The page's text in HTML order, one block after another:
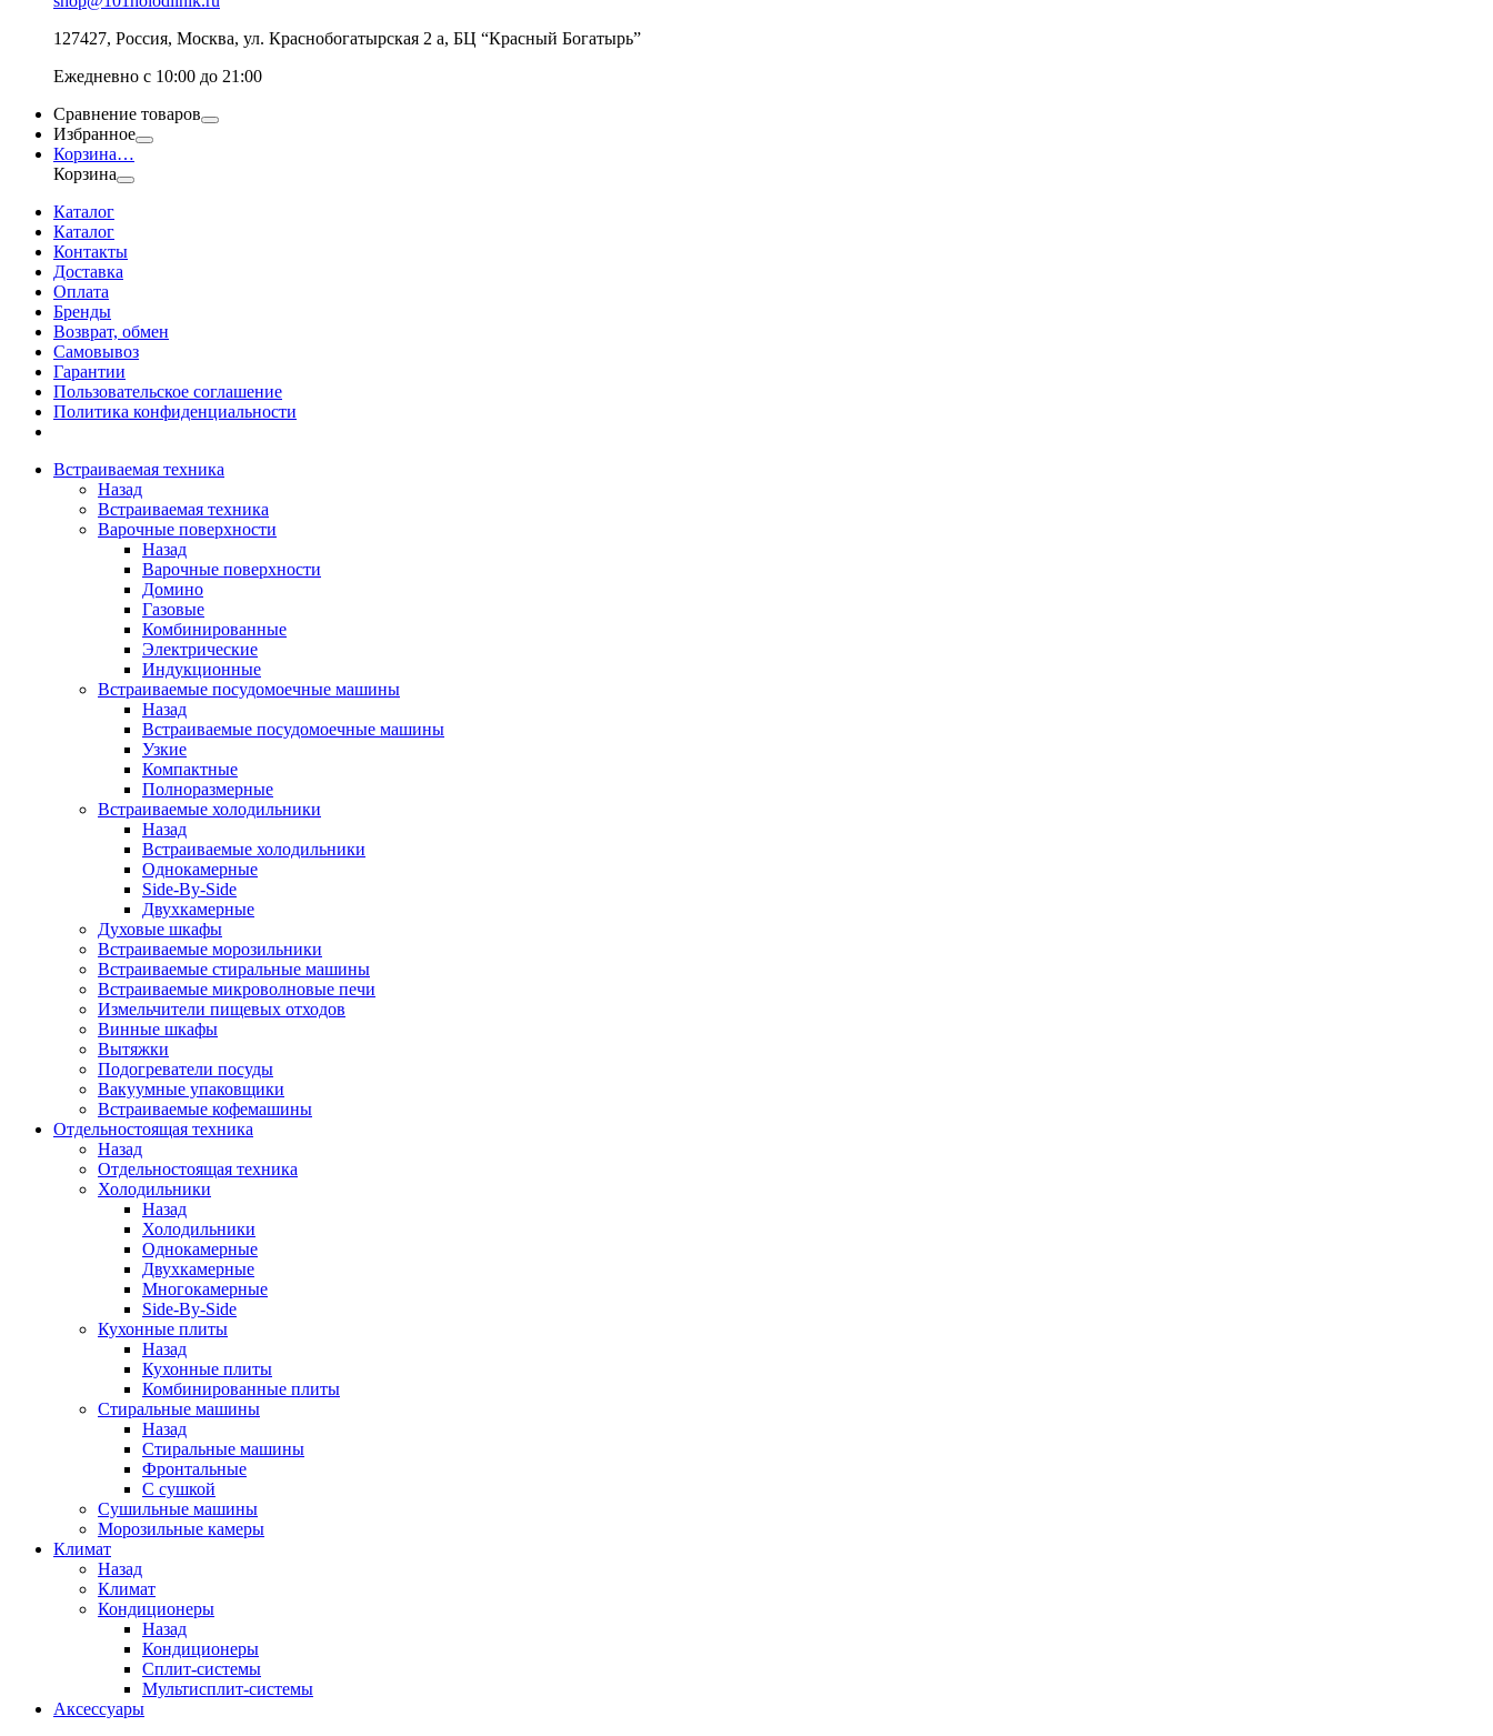
127427, Россия, Москва, ул. Краснобогатырская 2 а, БЦ “Красный Богатырь”
Ежедневно с 10:00 до 21:00
Сравнение товаров
Избранное
Корзина…
Корзина
Каталог
Каталог
Контакты
Доставка
Оплата
Бренды
Возврат, обмен
Самовывоз
Гарантии
Пользовательское соглашение
Политика конфиденциальности
Встраиваемая техника
Назад
Встраиваемая техника
Варочные поверхности
Назад
Варочные поверхности
Домино
Газовые
Комбинированные
Электрические
Индукционные
Встраиваемые посудомоечные машины
Назад
Встраиваемые посудомоечные машины
Узкие
Компактные
Полноразмерные
Встраиваемые холодильники
Назад
Встраиваемые холодильники
Однокамерные
Side-By-Side
Двухкамерные
Духовые шкафы
Встраиваемые морозильники
Встраиваемые стиральные машины
Встраиваемые микроволновые печи
Измельчители пищевых отходов
Винные шкафы
Вытяжки
Подогреватели посуды
Вакуумные упаковщики
Встраиваемые кофемашины
Отдельностоящая техника
Назад
Отдельностоящая техника
Холодильники
Назад
Холодильники
Однокамерные
Двухкамерные
Многокамерные
Side-By-Side
Кухонные плиты
Назад
Кухонные плиты
Комбинированные плиты
Стиральные машины
Назад
Стиральные машины
Фронтальные
С сушкой
Сушильные машины
Морозильные камеры
Климат
Назад
Климат
Кондиционеры
Назад
Кондиционеры
Сплит-системы
Мультисплит-системы
Аксессуары